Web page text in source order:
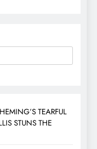
TEARFUL
STUNS THE